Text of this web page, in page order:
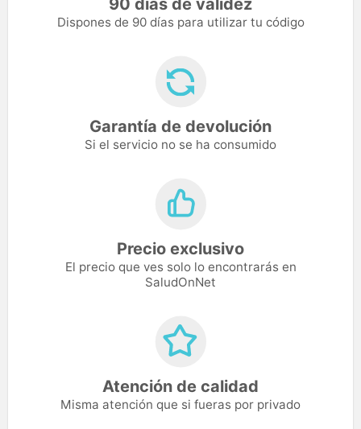
Dispones de 90 días para utilizar tu código
Garantía de devolución
Si el servicio no se ha consumido
Precio exclusivo
El precio que ves solo lo encontrarás en
SaludOnNet
Atención de calidad
Misma atención que si fueras por privado